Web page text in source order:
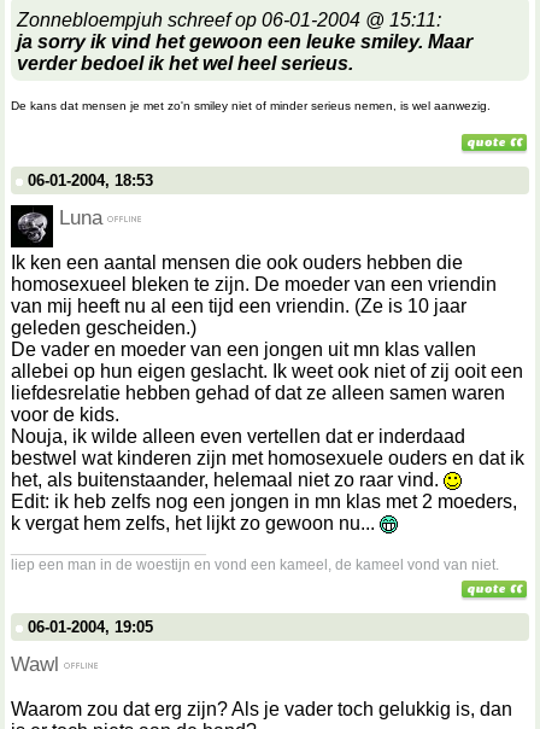
Zonnebloempjuh schreef op 06-01-2004 @ 15:11:
ja sorry ik vind het gewoon een leuke smiley. Maar
verder bedoel ik het wel heel serieus.
De kans dat mensen je met zo'n smiley niet of minder serieus nemen, is wel aanwezig.
06-01-2004, 18:53
Luna
Ik ken een aantal mensen die ook ouders hebben die
homosexueel bleken te zijn. De moeder van een vriendin
van mij heeft nu al een tijd een vriendin. (Ze is 10 jaar
geleden gescheiden.)
De vader en moeder van een jongen uit mn klas vallen
allebei op hun eigen geslacht. Ik weet ook niet of zij ooit een
liefdesrelatie hebben gehad of dat ze alleen samen waren
voor de kids.
Nouja, ik wilde alleen even vertellen dat er inderdaad
bestwel wat kinderen zijn met homosexuele ouders en dat ik
het, als buitenstaander, helemaal niet zo raar vind.
Edit: ik heb zelfs nog een jongen in mn klas met 2 moeders,
k vergat hem zelfs, het lijkt zo gewoon nu...
liep een man in de woestijn en vond een kameel, de kameel vond van niet.
06-01-2004, 19:05
Wawl
Waarom zou dat erg zijn? Als je vader toch gelukkig is, dan